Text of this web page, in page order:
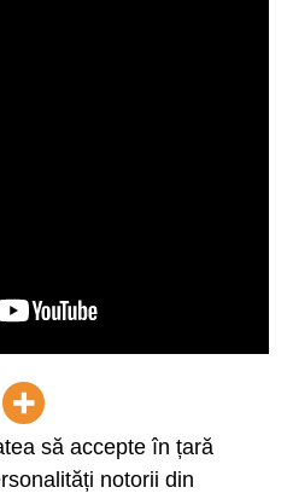
să accepte în țară
notorii din